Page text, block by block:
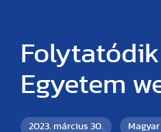
Folytatódik
Egyetem
2023. március 30.